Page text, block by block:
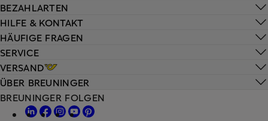
HILFE & KONTAKT
HÄUFIGE FRAGEN
SERVICE
VERSAND
BEZAHLARTEN
ÜBER BREUNINGER
BREUNINGER FOLGEN